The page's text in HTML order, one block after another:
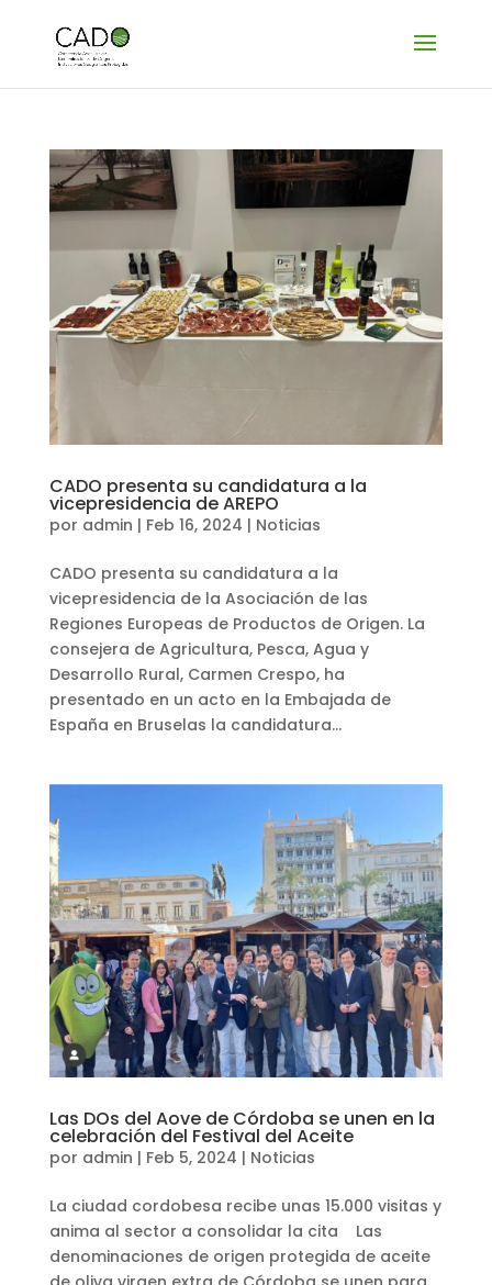
CADO presenta su candidatura a la
vicepresidencia de AREPO
por admin | Feb 16, 2024 | Noticias
CADO presenta su candidatura a la
vicepresidencia de la Asociación de las
Regiones Europeas de Productos de Origen. La
consejera de Agricultura, Pesca, Agua y
Desarrollo Rural, Carmen Crespo, ha
presentado en un acto en la Embajada de
España en Bruselas la candidatura...
Las DOs del Aove de Córdoba se unen en la
celebración del Festival del Aceite
por admin | Feb 5, 2024 | Noticias
La ciudad cordobesa recibe unas 15.000 visitas y
anima al sector a consolidar la cita Las
denominaciones de origen protegida de aceite